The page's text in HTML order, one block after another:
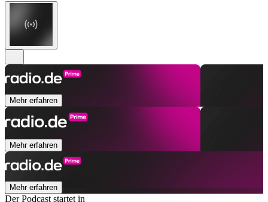
Mehr erfahren
Mehr erfahren
Mehr erfahren
Der Podcast startet in